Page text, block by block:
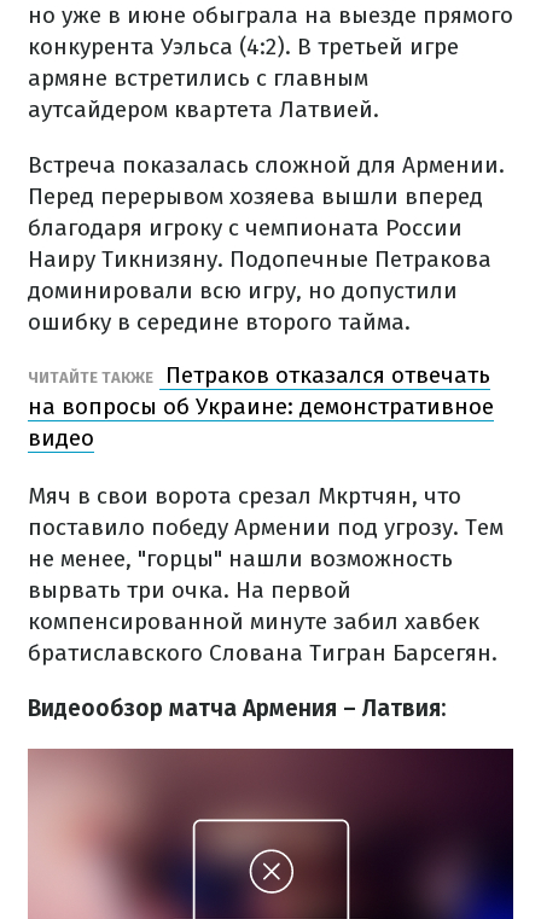
но уже в июне обыграла на выезде прямого
конкурента Уэльса (4:2). В третьей игре
армяне встретились с главным
аутсайдером квартета Латвией.
Встреча показалась сложной для Армении.
Перед перерывом хозяева вышли вперед
благодаря игроку с чемпионата России
Наиру Тикнизяну. Подопечные Петракова
доминировали всю игру, но допустили
ошибку в середине второго тайма.
ЧИТАЙТЕ ТАКЖЕ
Петраков отказался отвечать
на вопросы об Украине: демонстративное
видео
Мяч в свои ворота срезал Мкртчян, что
поставило победу Армении под угрозу. Тем
не менее, "горцы" нашли возможность
вырвать три очка. На первой
компенсированной минуте забил хавбек
братиславского Слована Тигран Барсегян.
Видеообзор матча Армения – Латвия: